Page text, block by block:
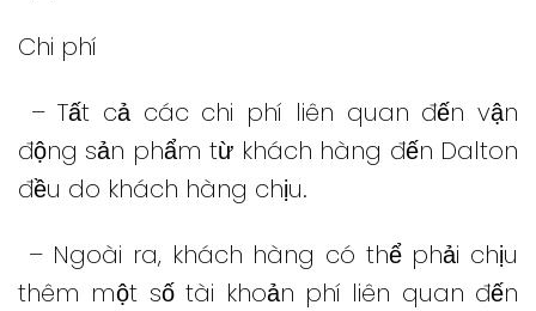
Chi phí
– Tất cả các chi phí liên quan đến vận
động sản phẩm từ khách hàng đến Dalton
đều do khách hàng chịu.
– Ngoài ra, khách hàng có thể phải chịu
thêm một số tài khoản phí liên quan đến